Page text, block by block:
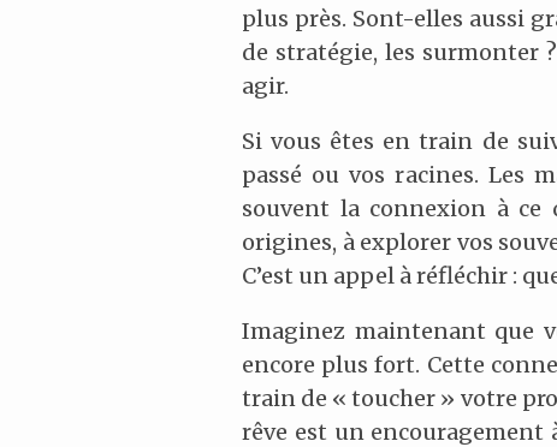
plus près. Sont-elles aussi
de stratégie, les surmonter
agir.
Si vous êtes en train de
passé ou vos racines. Les
souvent la connexion à
origines, à explorer vos
C’est un appel à réfléchir :
Imaginez maintenant que
encore plus fort. Cette
train de « toucher » votre
rêve est un encouragement